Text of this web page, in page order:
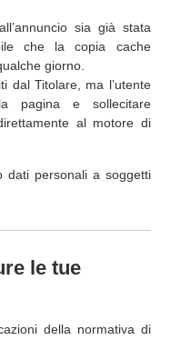
sia già stata
che la copia cache
giorno.
dal Titolare, ma l’utente
pagina e sollecitare
al motore di
dati personali a soggetti
le tue
della normativa di